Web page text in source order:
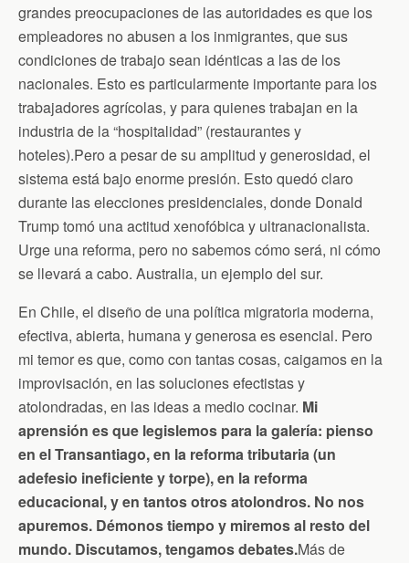
grandes preocupaciones de las autoridades es que los
empleadores no abusen a los inmigrantes, que sus
condiciones de trabajo sean idénticas a las de los
nacionales. Esto es particularmente importante para los
trabajadores agrícolas, y para quienes trabajan en la
industria de la “hospitalidad” (restaurantes y
hoteles).Pero a pesar de su amplitud y generosidad, el
sistema está bajo enorme presión. Esto quedó claro
durante las elecciones presidenciales, donde Donald
Trump tomó una actitud xenofóbica y ultranacionalista.
Urge una reforma, pero no sabemos cómo será, ni cómo
se llevará a cabo. Australia, un ejemplo del sur.
En Chile, el diseño de una política migratoria moderna,
efectiva, abierta, humana y generosa es esencial. Pero
mi temor es que, como con tantas cosas, caigamos en la
improvisación, en las soluciones efectistas y
atolondradas, en las ideas a medio cocinar. Mi
aprensión es que legislemos para la galería: pienso
en el Transantiago, en la reforma tributaria (un
adefesio ineficiente y torpe), en la reforma
educacional, y en tantos otros atolondros. No nos
apuremos. Démonos tiempo y miremos al resto del
mundo. Discutamos, tengamos debates.Más de